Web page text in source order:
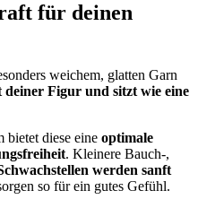
für deinen
weichem, glatten Garn
deiner Figur und sitzt wie eine
bietet diese eine optimale
. Kleinere Bauch-,
werden sanft
so für ein gutes Gefühl.